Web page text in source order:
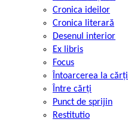
Cronica ideilor
Cronica literară
Desenul interior
Ex libris
Focus
Întoarcerea la cărți
Între cărți
Punct de sprijin
Restitutio